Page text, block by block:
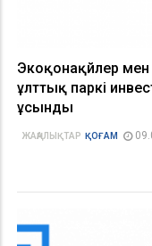
Экоқонақүйлер
ұлттық паркі
ұсынды
ЖАҢАЛЫҚТАР ҚОҒАМ